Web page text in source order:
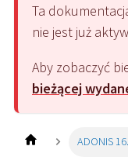
Ta
nie jest już
Aby zobaczyć
bieżącej
ADONIS